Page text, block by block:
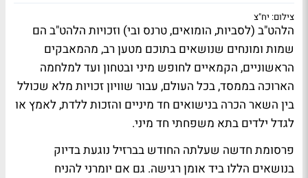
צילום: יח"צ
הלהט"ב (לסביות, הומואים, טרנס ובי) וזכויות הלהט"ב הם
שמות ומונחים שנושאים בתוכם מטען רב, מהמאבקים
הראשוניים, הקמאיים לחופש מיני ובטחון ועד למלחמה
הארוכה בממסד, בכל העולם, עבור שוויון זכויות מלא שכולל
בין השאר הכרה בנישואים חד מיניים והזכות ללדת, לאמץ או
לגדל ילדים בתא משפחתי חד מיני.
פרסומת חדשה שעלתה החודש בברזיל נוגעת בדיוק
בנושאים הללו ביד אומן רגישה. גם אם יומרני להניח